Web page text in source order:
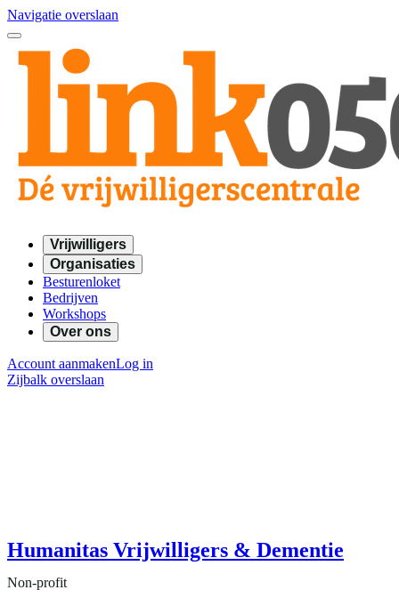
Navigatie overslaan
Vrijwilligers
Organisaties
Besturenloket
Bedrijven
Workshops
Over ons
Account aanmakenLog in
Zijbalk overslaan
Humanitas Vrijwilligers & Dementie
Non-profit